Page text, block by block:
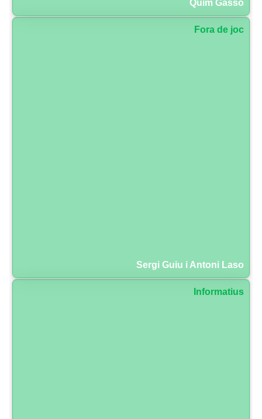
Quim Gassó
Fora de joc
Sergi Guiu i Antoni Laso
Informatius